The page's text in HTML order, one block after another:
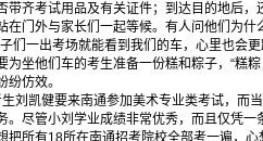
齐考试用品及有关证件；到达目的地后
门外与家长们一起等候。有人问他们为
们一出考场就能看到我们的车，心里也会
坐他们车的考生准备一份糕和粽子，“糕
仿效。
凯健要来南通参加美术专业类考试，而当
尽管小刘学业成绩非常优秀，而且仅凭
所有18所在南通招考院校全部考一遍，